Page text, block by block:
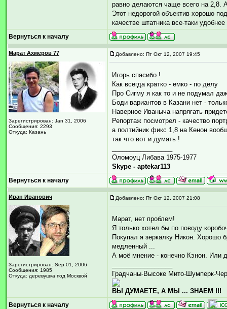
равно делаются чаще всего на 2,8.
Этот недорогой объектив хорошо
качестве штатника все-таки
Вернуться к началу
Марат Ахмеров 77
Зарегистрирован: Jan 31, 2006
Сообщения: 2293
Откуда: Казань
Добавлено: Пт Окт 12, 2007 19:45
Игорь спасибо !
Как всегда кратко - емко - по делу
Про Сигму я как то и не подумал
Боди вариантов в Казани нет -
Наверное Иваныча напрягать
Репортаж посмотрел - качество
а полтийник фикс 1,8 на Кенон
так что вот и думать !
Оломоуц Либава 1975-1977
Skype - aptekar113
Вернуться к началу
Иван Иванович
Зарегистрирован: Sep 01, 2006
Сообщения: 1985
Откуда: деревушка под Москвой
Добавлено: Пт Окт 12, 2007 21:08
Марат, нет проблем!
Я только хотел бы по поводу
Покупал я зеркалку Никон. Хорошо
медленный ...
А моё мнение - конечно Кэнон. Или
Градчаны-Высоке Мито-Шумперк-
ВЫ ДУМАЕТЕ, А МЫ ... ЗНАЕМ !!!
Вернуться к началу